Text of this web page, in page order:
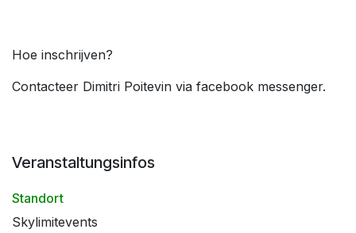
Hoe inschrijven?
Contacteer Dimitri Poitevin via facebook messenger.
Veranstaltungsinfos
Standort
Skylimitevents